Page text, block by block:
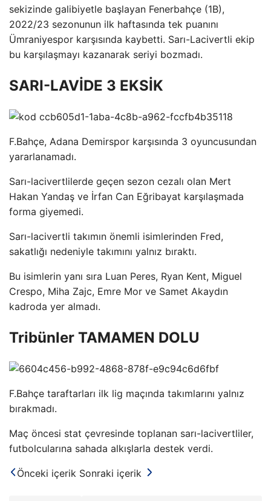
sekizinde galibiyetle başlayan Fenerbahçe (1B),
2022/23 sezonunun ilk haftasında tek puanını
Ümraniyespor karşısında kaybetti. Sarı-Lacivertli ekip
bu karşılaşmayı kazanarak seriyi bozmadı.
SARI-LAVİDE 3 EKSİK
F.Bahçe, Adana Demirspor karşısında 3 oyuncusundan
yararlanamadı.
Sarı-lacivertlilerde geçen sezon cezalı olan Mert
Hakan Yandaş ve İrfan Can Eğribayat karşılaşmada
forma giyemedi.
Sarı-lacivertli takımın önemli isimlerinden Fred,
sakatlığı nedeniyle takımını yalnız bıraktı.
Bu isimlerin yanı sıra Luan Peres, Ryan Kent, Miguel
Crespo, Miha Zajc, Emre Mor ve Samet Akaydın
kadroda yer almadı.
Tribünler TAMAMEN DOLU
F.Bahçe taraftarları ilk lig maçında takımlarını yalnız
bırakmadı.
Maç öncesi stat çevresinde toplanan sarı-lacivertliler,
futbolcularına sahada alkışlarla destek verdi.
Önceki içerik Sonraki içerik